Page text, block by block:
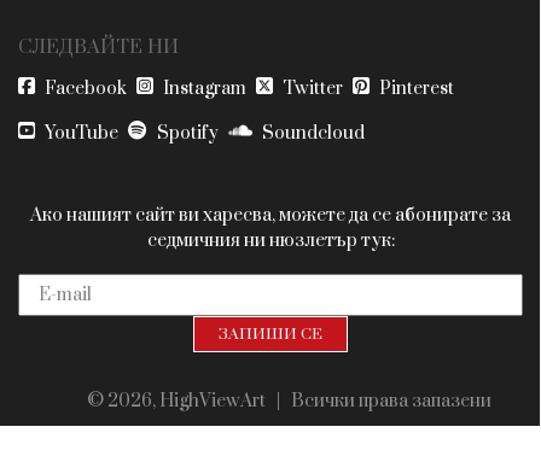
СЛЕДВАЙТЕ НИ
Facebook Instagram Twitter
Pinterest
YouTube
Spotify Soundcloud
Ако нашият сайт ви харесва, можете да се абонирате за
седмичния ни нюзлетър тук:
© 2026, HighViewArt | Всички права запазени